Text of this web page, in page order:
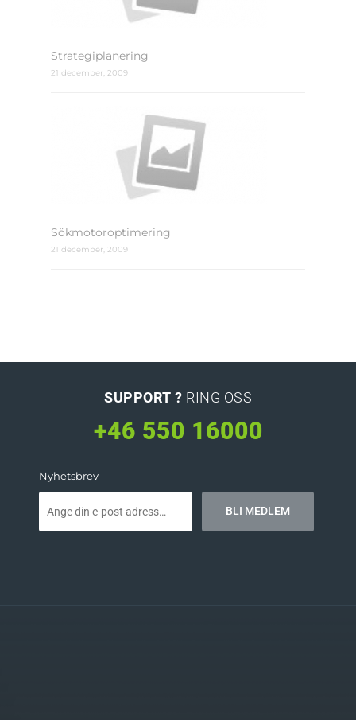
Strategiplanering
21 december, 2009
Sökmotoroptimering
21 december, 2009
SUPPORT ? RING OSS
+46 550 16000
Nyhetsbrev